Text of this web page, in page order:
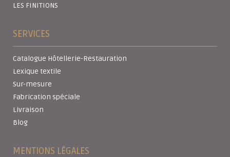
LES FINITIONS
SERVICES
Catalogue Hôtellerie-Restauration
Lexique textile
Sur-mesure
Fabrication spéciale
Livraison
Blog
MENTIONS LÉGALES